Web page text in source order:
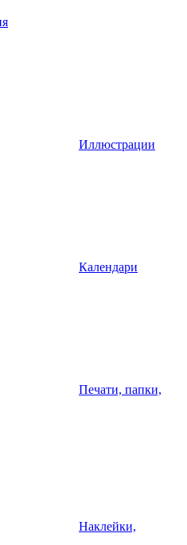
Иллюстрации
Календари
Печати, папки,
Наклейки,